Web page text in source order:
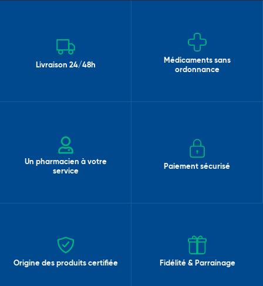
Livraison 24/48h
Médicaments sans
ordonnance
Un pharmacien à votre
service
Paiement sécurisé
Origine des produits certifiée Fidélité & Parrainage